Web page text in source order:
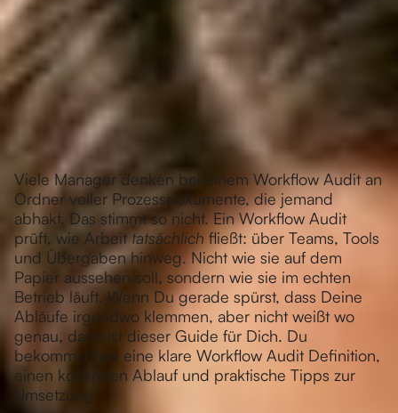
Viele Manager denken bei einem Workflow Audit an
Ordner voller Prozessdokumente, die jemand
abhakt. Das stimmt so nicht. Ein Workflow Audit
prüft, wie Arbeittatsächlich fließt: über Teams, Tools
und Übergaben hinweg. Nicht wie sie auf dem
Papier aussehen soll, sondern wie sie im echten
Betrieb läuft. Wenn Du gerade spürst, dass Deine
Abläufe irgendwo klemmen, aber nicht weißt wo
genau, dann ist dieser Guide für Dich. Du
bekommst hier eine klare Workflow Audit Definition,
einen konkreten Ablauf und praktische Tipps zur
Umsetzung.